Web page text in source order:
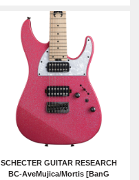
SCHECTER GUITAR RESEARCH
BC-AveMujica/Mortis [BanG